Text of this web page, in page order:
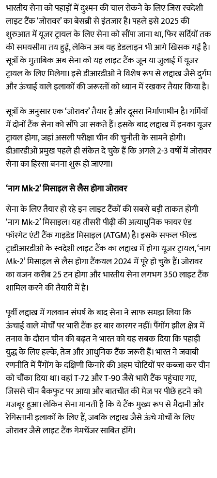
भारतीय सेना को पहाड़ों में दुश्मन की चाल रोकने के लिए जिस स्वदेशी
लाइट टैंक ‘जोरावर’ का बेसब्री से इंतजार है। पहले इसे 2025 की
शुरुआत में यूजर ट्रायल के लिए सेना को सौंपा जाना था, फिर सर्दियों तक
की समयसीमा तय हुई, लेकिन अब यह डेडलाइन भी आगे खिसक गई है।
सूत्रों के मुताबिक अब सेना को यह लाइट टैंक जून या जुलाई में यूजर
ट्रायल के लिए मिलेगा। इसे डीआरडीओ ने विशेष रूप से लद्दाख जैसे दुर्गम
और ऊंचाई वाले इलाकों की जरूरतों को ध्यान में रखकर तैयार किया है।
सूत्रों के अनुसार एक ‘जोरावर’ तैयार है और दूसरा निर्माणाधीन है। गर्मियों
में दोनों टैंक सेना को सौंपे जा सकते हैं। इसके बाद लद्दाख में इनका यूजर
ट्रायल होगा, जहां असली परीक्षा चीन की चुनौती के सामने होगी।
डीआरडीओ प्रमुख पहले ही संकेत दे चुके हैं कि अगले 2-3 वर्षों में जोरावर
सेना का हिस्सा बनना शुरू हो जाएगा।
‘नाग Mk-2’ मिसाइल से लैस होगा जोरावर
सेना के लिए तैयार हो रहे इन लाइट टैंकों की सबसे बड़ी ताकत होगी
‘नाग Mk-2’ मिसाइल। यह तीसरी पीढ़ी की अत्याधुनिक फायर एंड
फॉरगेट एंटी टैंक गाइडेड मिसाइल (ATGM) है। इसके सफल फील्ड
ट्राडीआरडीओ के स्वदेशी लाइट टैंक का लद्दाख में होगा यूजर ट्रायल, ‘नाग
Mk-2’ मिसाइल से लैस होगा टैंकयल 2024 में पूरे हो चुके हैं। जोरावर
का वजन करीब 25 टन होगा और भारतीय सेना लगभग 350 लाइट टैंक
शामिल करने की तैयारी में है।
पूर्वी लद्दाख में गलवान संघर्ष के बाद सेना ने साफ समझ लिया कि
ऊंचाई वाले मोर्चों पर भारी टैंक हर बार कारगर नहीं। पैंगोंग झील क्षेत्र में
तनाव के दौरान चीन की बढ़त ने भारत को यह सबक दिया कि पहाड़ी
युद्ध के लिए हल्के, तेज और आधुनिक टैंक जरूरी हैं। भारत ने जवाबी
रणनीति में पैंगोंग के दक्षिणी किनारे की अहम चोटियों पर कब्जा कर चीन
को चौंका दिया था। वहां T-72 और T-90 जैसे भारी टैंक पहुंचाए गए,
जिससे चीन बैकफुट पर आया और बातचीत की मेज पर पीछे हटने को
मजबूर हुआ। लेकिन सेना मानती है कि ये टैंक मुख्य रूप से मैदानी और
रेगिस्तानी इलाकों के लिए हैं, जबकि लद्दाख जैसे ऊंचे मोर्चों के लिए
जोरावर जैसे लाइट टैंक गेमचेंजर साबित होंगे।